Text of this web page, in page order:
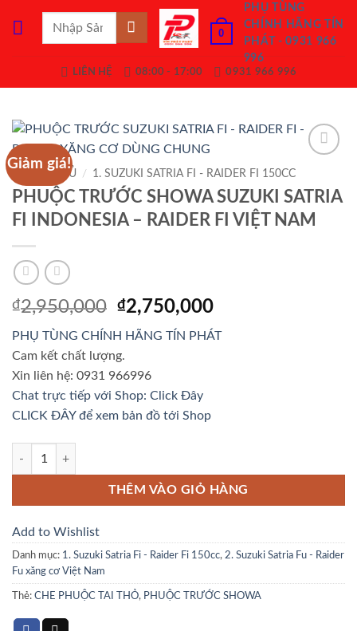
0
PHỤ TÙNG
CHÍNH HÃNG TÍN
PHÁT - 0931 966
996
LIÊN HỆ 08:00 - 17:00 0931 966 996
Giảm giá!
TRANG CHỦ / 1. SUZUKI SATRIA FI - RAIDER FI 150CC
PHUỘC TRƯỚC SHOWA SUZUKI SATRIA
FI INDONESIA – RAIDER FI VIỆT NAM
₫2,950,000 Giá
gốc
là:
₫2,950,000.
₫2,750,000Giá
tại
PHỤ TÙNG CHÍNH HÃNG TÍN PHÁT
Cam kết chất lượng.
Xin liên hệ: 0931 966996
Chat trực tiếp với Shop: Click Đây
CLICK ĐÂY để xem bản đồ tới Shop
PHUỘC TRƯỚC SHOWA SUZUKI SATRIA FI INDONESIA - RAIDER
THÊM VÀO GIỎ HÀNG
Add to Wishlist
Danh mục: 1. Suzuki Satria Fi - Raider Fi 150cc, 2. Suzuki Satria Fu - Raider
Fu xăng cơ Việt Nam
Thẻ: CHE PHUỘC TAI THỎ, PHUỘC TRƯỚC SHOWA